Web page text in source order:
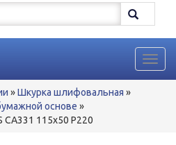
»Шкурка шлифовальная »
основе »
CA331 115x50 P220